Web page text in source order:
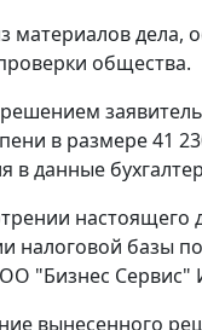
материалов дела,
общества.
в размере 41
в данные
настоящего
налоговой базы
"Бизнес Сервис"
вынесенного